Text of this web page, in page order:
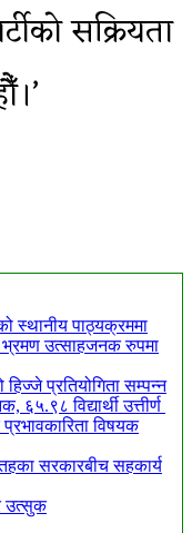
सक्रियता
स्थानीय पाठ्यक्रममा
उत्साहजनक रुपमा
प्रतियोगिता सम्पन्न
विद्यार्थी उत्तीर्ण
विषयक
सरकारबीच सहकार्य
उत्सुक